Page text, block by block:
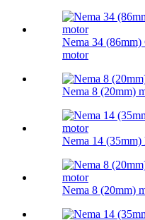
Nema 34 (86mm)
motor
Nema 8 (20mm)
Nema 14 (35mm)
Nema 8 (20mm)